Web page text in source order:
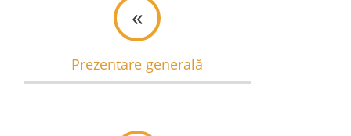
«
Prezentare generală